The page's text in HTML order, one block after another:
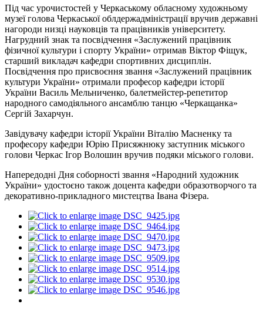
Під час урочистостей у Черкаському обласному художньому
музеї голова Черкаської облдержадміністрації вручив державні
нагороди низці науковців та працівників університету.
Нагрудний знак та посвідчення «Заслужений працівник
фізичної культури і спорту України» отримав Віктор Фіщук,
старший викладач кафедри спортивних дисциплін.
Посвідчення про присвоєння звання «Заслужений працівник
культури України» отримали професор кафедри історії
України Василь Мельниченко, балетмейстер-репетитор
народного самодіяльного ансамблю танцю «Черкащанка»
Сергій Захарчун.
Завідувачу кафедри історії України Віталію Масненку та
професору кафедри Юрію Присяжнюку заступник міського
голови Черкас Ігор Волошин вручив подяки міського голови.
Напередодні Дня соборності звання «Народний художник
України» удостоєно також доцента кафедри образотворчого та
декоративно-прикладного мистецтва Івана Фізера.